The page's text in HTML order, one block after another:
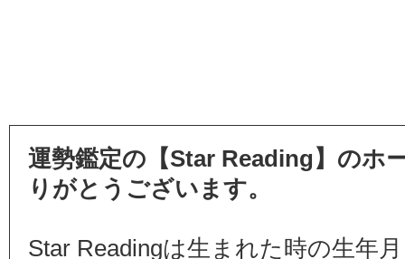
運勢鑑定の【Star Reading】のホ
りがとうございます。
Star Readingは生まれた時の生年